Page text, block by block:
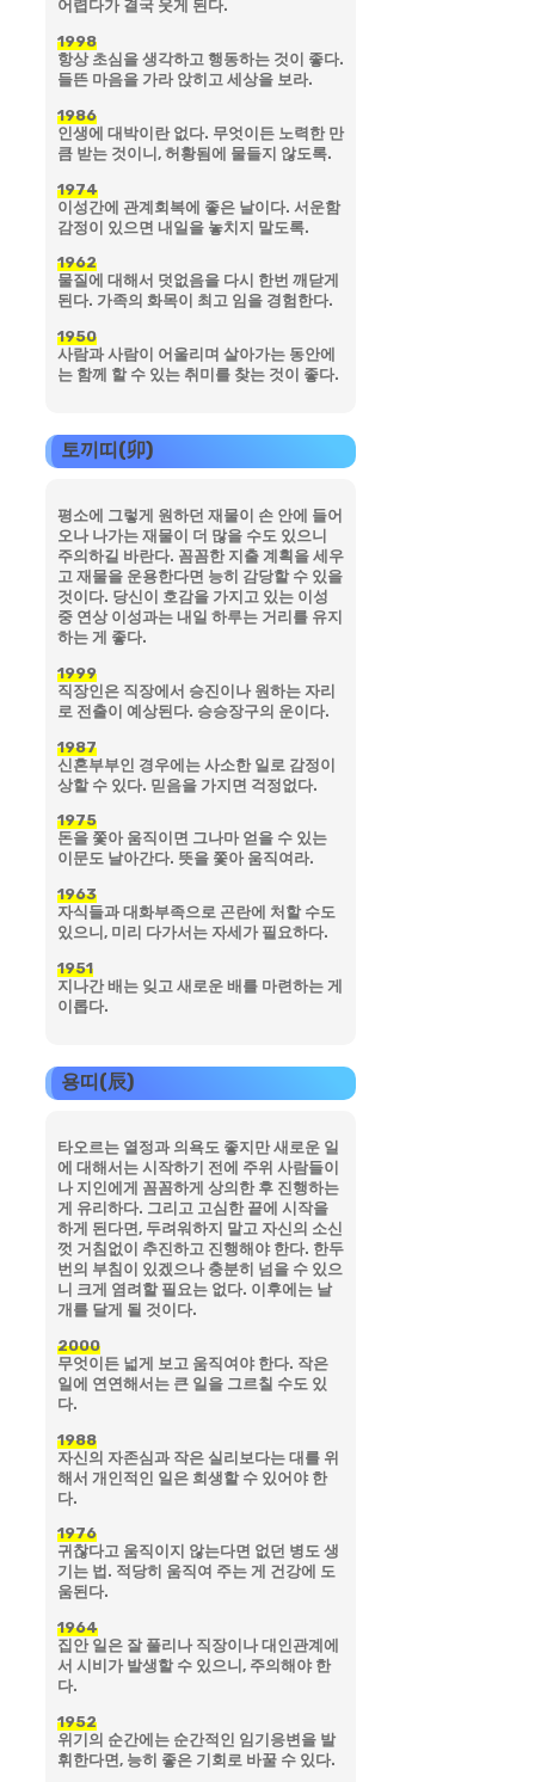
어렵다가 결국 웃게 된다.
1998
항상 초심을 생각하고 행동하는 것이 좋다.
들뜬 마음을 가라 앉히고 세상을 보라.
1986
인생에 대박이란 없다. 무엇이든 노력한 만
큼 받는 것이니, 허황됨에 물들지 않도록.
1974
이성간에 관계회복에 좋은 날이다. 서운함
감정이 있으면 내일을 놓치지 말도록.
1962
물질에 대해서 덧없음을 다시 한번 깨닫게
된다. 가족의 화목이 최고 임을 경험한다.
1950
사람과 사람이 어울리며 살아가는 동안에
는 함께 할 수 있는 취미를 찾는 것이 좋다.
토끼띠(卯)
평소에 그렇게 원하던 재물이 손 안에 들어
오나 나가는 재물이 더 많을 수도 있으니
주의하길 바란다. 꼼꼼한 지출 계획을 세우
고 재물을 운용한다면 능히 감당할 수 있을
것이다. 당신이 호감을 가지고 있는 이성
중 연상 이성과는 내일 하루는 거리를 유지
하는 게 좋다.
1999
직장인은 직장에서 승진이나 원하는 자리
로 전출이 예상된다. 승승장구의 운이다.
1987
신혼부부인 경우에는 사소한 일로 감정이
상할 수 있다. 믿음을 가지면 걱정없다.
1975
돈을 쫓아 움직이면 그나마 얻을 수 있는
이문도 날아간다. 뜻을 쫓아 움직여라.
1963
자식들과 대화부족으로 곤란에 처할 수도
있으니, 미리 다가서는 자세가 필요하다.
1951
지나간 배는 잊고 새로운 배를 마련하는 게
이롭다.
용띠(辰)
타오르는 열정과 의욕도 좋지만 새로운 일
에 대해서는 시작하기 전에 주위 사람들이
나 지인에게 꼼꼼하게 상의한 후 진행하는
게 유리하다. 그리고 고심한 끝에 시작을
하게 된다면, 두려워하지 말고 자신의 소신
껏 거침없이 추진하고 진행해야 한다. 한두
번의 부침이 있겠으나 충분히 넘을 수 있으
니 크게 염려할 필요는 없다. 이후에는 날
개를 달게 될 것이다.
2000
무엇이든 넓게 보고 움직여야 한다. 작은
일에 연연해서는 큰 일을 그르칠 수도 있
다.
1988
자신의 자존심과 작은 실리보다는 대를 위
해서 개인적인 일은 희생할 수 있어야 한
다.
1976
귀찮다고 움직이지 않는다면 없던 병도 생
기는 법. 적당히 움직여 주는 게 건강에 도
움된다.
1964
집안 일은 잘 풀리나 직장이나 대인관계에
서 시비가 발생할 수 있으니, 주의해야 한
다.
1952
위기의 순간에는 순간적인 임기응변을 발
휘한다면, 능히 좋은 기회로 바꿀 수 있다.